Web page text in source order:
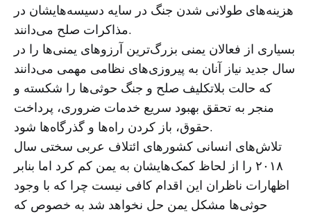
هزینه‌های طولانی شدن جنگ در سایه دسیسه‌هایشان در
مذاکرات صلح می‌دانند.
بسیاری از فعالان یمنی بزرگ‌ترین آرزوهای یمنی‌ها را در
سال جدید نیاز آنان به پیروزی‌های نظامی مهمی می‌دانند
که حالت بلاتکلیف صلح و جنگ حوثی‌ها را شکسته و
منجر به تحقق بهبود سریع خدمات ضروری، پرداخت
حقوق، باز کردن راه‌ها و گذرگاه‌ها شود.
تلاش‌های انسانی کشورهای ائتلاف عربی سختی سال
۲۰۱۸ را از لحاظ کمک‌هایشان به یمن کم کرد اما بنابر
اظهارات ناظران این اقدام کافی نیست چرا که با وجود
حوثی‌ها مشکل یمن حل نخواهد شد به خصوص که